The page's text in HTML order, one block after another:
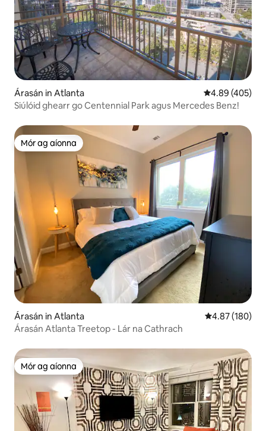
Árasán in Atlanta Meánrátáil
4.89 (405)
Siúlóid ghearr go Centennial Park agus Mercedes Benz!
Mór ag aíonna
Mór ag aíonna
Árasán in Atlanta Meánrátáil
4.87 (180)
Árasán Atlanta Treetop - Lár na Cathrach
Mór ag aíonna
Mór ag aíonna